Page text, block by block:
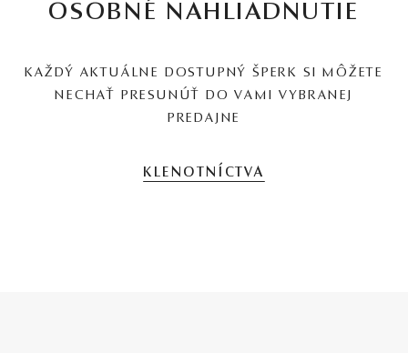
OSOBNÉ NAHLIADNUTIE
KAŽDÝ AKTUÁLNE DOSTUPNÝ ŠPERK SI MÔŽETE
NECHAŤ PRESUNÚŤ DO VAMI VYBRANEJ
PREDAJNE
KLENOTNÍCTVA